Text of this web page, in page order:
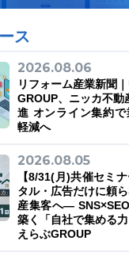
ス
2026.08.06
リフォーム産業新聞
GROUP、ニッカ不動
進 オンライン集約で
軽減へ
2026.08.05
【8/31(月)共催セミ
タル・広告だけに頼
産集客へ―
築く「自社で集める
えらぶGROUP